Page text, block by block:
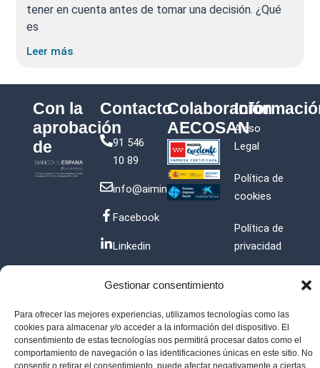
Gestionar consentimiento
Para ofrecer las mejores experiencias, utilizamos tecnologías como las
cookies para almacenar y/o acceder a la información del dispositivo. El
consentimiento de estas tecnologías nos permitirá procesar datos como el
comportamiento de navegación o las identificaciones únicas en este sitio. No
consentir o retirar el consentimiento, puede afectar negativamente a ciertas
tener en cuenta antes de tomar una decisión. ¿Qué
es
Leer más
Con la
aprobación
de
Contacto
91 546
10 89
info@aiminver.com
Facebook
Linkedin
Colaboración
AECOSAN
Aviso
Legal
Política de
cookies
Política de
privacidad
© Copyright 2018 – 2025